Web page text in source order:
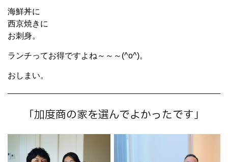
海鮮丼に
西京焼きに
お刺身。
ランチってお得ですよね～～～(^o^)。
おしまい。
「加度商の家を選んでよかったです」